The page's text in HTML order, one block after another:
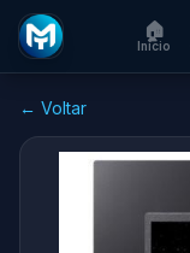
🏠
Início
← Voltar